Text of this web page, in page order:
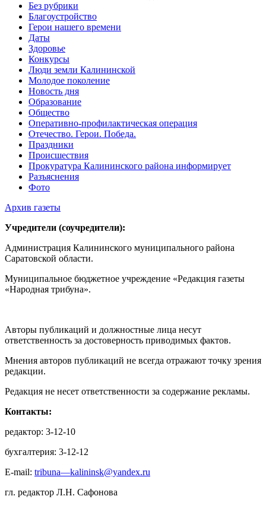
Без рубрики
Благоустройство
Герои нашего времени
Даты
Здоровье
Конкурсы
Люди земли Калининской
Молодое поколение
Новость дня
Образование
Общество
Оперативно-профилактическая операция
Отечество. Герои. Победа.
Праздники
Происшествия
Прокуратура Калининского района информирует
Разъяснения
Фото
Архив газеты
Учредители (соучредители):
Администрация Калининского муниципального района
Саратовской области.
Муниципальное бюджетное учреждение «Редакция газеты
«Народная трибуна».
Авторы публикаций и должностные лица несут
ответственность за достоверность приводимых фактов.
Мнения авторов публикаций не всегда отражают точку зрения
редакции.
Редакция не несет ответственности за содержание рекламы.
Контакты:
редактор: 3-12-10
бухгалтерия: 3-12-12
E-mail: tribuna—kalininsk@yandex.ru
гл. редактор Л.Н. Сафонова